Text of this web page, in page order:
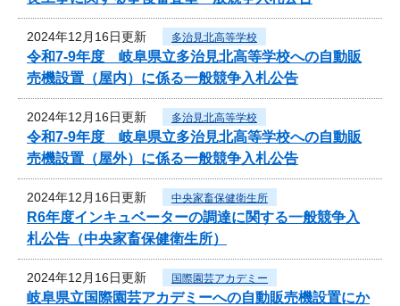
2024年12月16日更新 多治見北高等学校
令和7‐9年度 岐阜県立多治見北高等学校への自動販
売機設置（屋内）に係る一般競争入札公告
2024年12月16日更新 多治見北高等学校
令和7‐9年度 岐阜県立多治見北高等学校への自動販
売機設置（屋外）に係る一般競争入札公告
2024年12月16日更新 中央家畜保健衛生所
R6年度インキュベーターの調達に関する一般競争入
札公告（中央家畜保健衛生所）
2024年12月16日更新 国際園芸アカデミー
岐阜県立国際園芸アカデミーへの自動販売機設置にか